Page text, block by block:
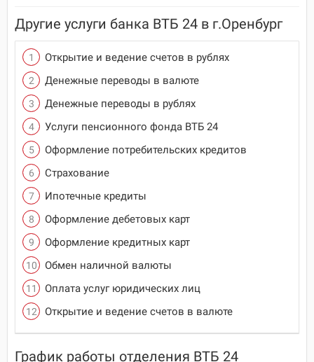
Другие услуги банка ВТБ 24 в г.Оренбург
Открытие и ведение счетов в рублях
Денежные переводы в валюте
Денежные переводы в рублях
Услуги пенсионного фонда ВТБ 24
Оформление потребительских кредитов
Страхование
Ипотечные кредиты
Оформление дебетовых карт
Оформление кредитных карт
Обмен наличной валюты
Оплата услуг юридических лиц
Открытие и ведение счетов в валюте
График работы отделения ВТБ 24